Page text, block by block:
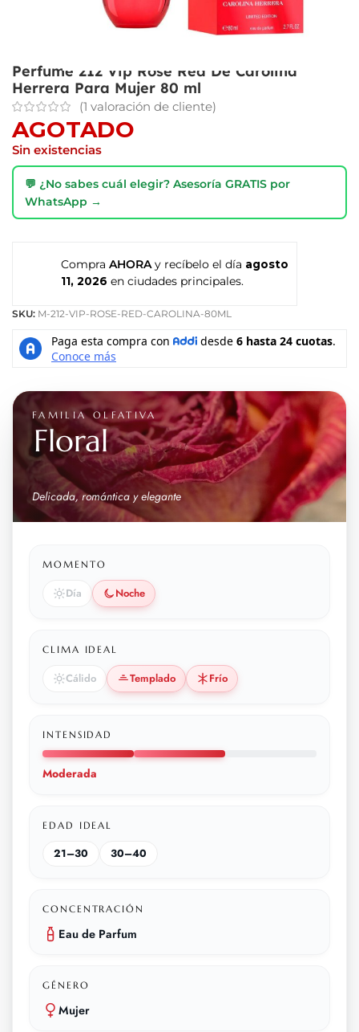
Perfume 212 Vip Rose Red De Carolina
Herrera Para Mujer 80 ml
(1 valoración de cliente)
AGOTADO
Sin existencias
💬 ¿No sabes cuál elegir? Asesoría GRATIS por
WhatsApp →
Compra AHORA y recíbelo el día agosto
11, 2026 en ciudades principales.
SKU: M-212-VIP-ROSE-RED-CAROLINA-80ML
FAMILIA OLFATIVA
Floral
Delicada, romántica y elegante
MOMENTO
Día Noche
CLIMA IDEAL
Cálido Templado Frío
INTENSIDAD
Moderada
EDAD IDEAL
21–30 30–40
CONCENTRACIÓN
Eau de Parfum
GÉNERO
Mujer